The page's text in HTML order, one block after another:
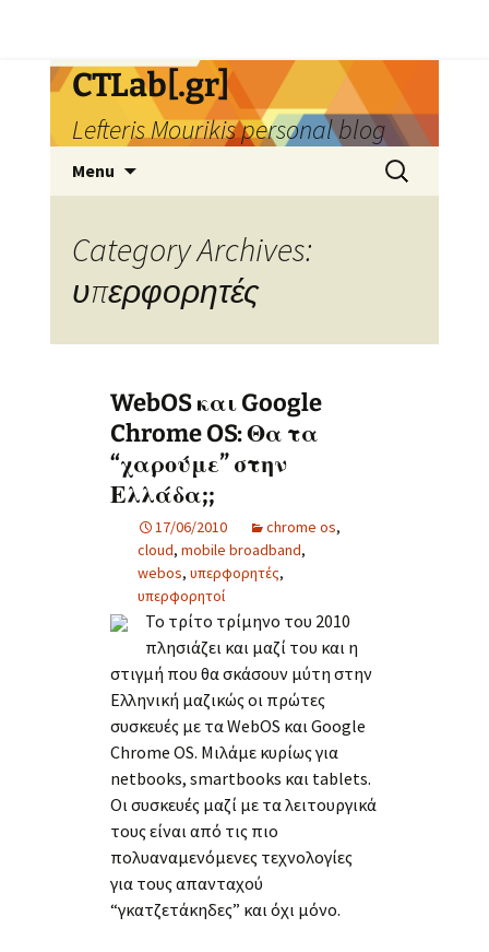
Skip
to
content
CTLab[.gr]
Lefteris Mourikis personal blog
Menu
Search
for:
Category Archives:
υπερφορητές
WebOS και Google
Chrome OS: Θα τα
“χαρούμε” στην
Ελλάδα;;
17/06/2010 chrome os,
cloud, mobile broadband,
webos, υπερφορητές,
υπερφορητοί
Το τρίτο τρίμηνο του 2010
πλησιάζει και μαζί του και η
στιγμή που θα σκάσουν μύτη στην
Ελληνική μαζικώς οι πρώτες
συσκευές με τα WebOS και Google
Chrome OS. Μιλάμε κυρίως για
netbooks, smartbooks και tablets.
Οι συσκευές μαζί με τα λειτουργικά
τους είναι από τις πιο
πολυαναμενόμενες τεχνολογίες
για τους απανταχού
“γκατζετάκηδες” και όχι μόνο.